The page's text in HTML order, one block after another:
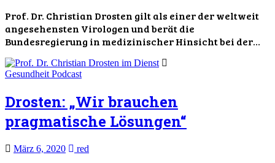
Prof. Dr. Christian Drosten gilt als einer der weltweit
angesehensten Virologen und berät die
Bundesregierung in medizinischer Hinsicht bei der…
Gesundheit Podcast
Drosten: „Wir brauchen
pragmatische Lösungen“
März 6, 2020 red